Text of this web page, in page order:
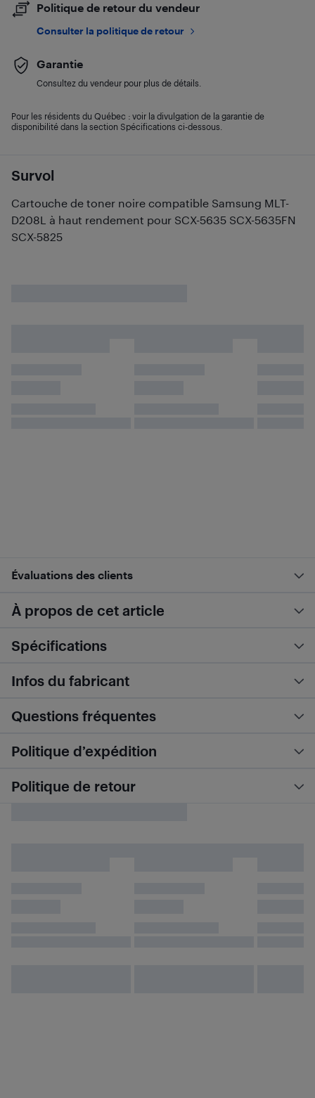
Survol
Cartouche de toner noire compatible Samsung MLT-
D208L à haut rendement pour SCX-5635 SCX-5635FN
SCX-5825
Politique de retour du vendeur
Consulter la politique de retour
Garantie
Consultez du vendeur pour plus de détails.
Pour les résidents du Québec : voir la divulgation de la garantie de
disponibilité dans la section Spécifications ci-dessous.
Évaluations des clients
À propos de cet article
Spécifications
Infos du fabricant
Questions fréquentes
Politique d’expédition
Politique de retour